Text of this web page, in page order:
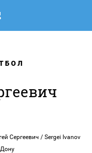
Сергеевич / Sergei Ivanov